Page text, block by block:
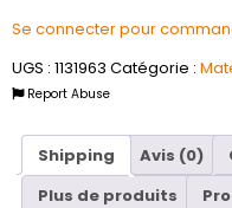
Se connecter pour
UGS : 1131963 Catégorie :
Report Abuse
Shipping Avis (0)
Plus de produits